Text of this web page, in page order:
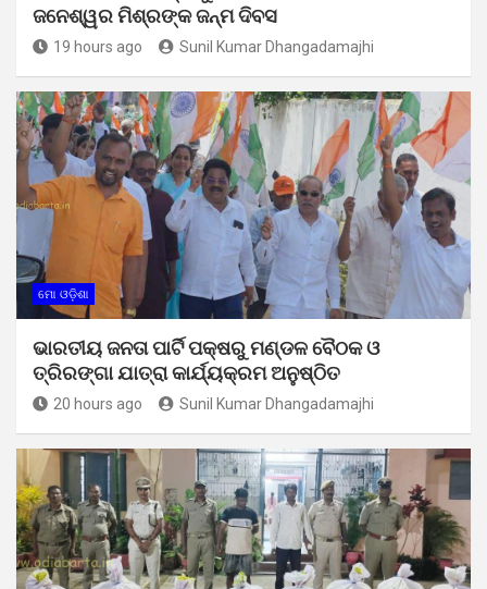
ଜନେଶ୍ୱର ମିଶ୍ରଙ୍କ ଜନ୍ମ ଦିବସ
19 hours ago Sunil Kumar Dhangadamajhi
ମୋ ଓଡ଼ିଶା
ଭାରତୀୟ ଜନତା ପାର୍ଟି ପକ୍ଷରୁ ମଣ୍ଡଳ ବୈଠକ ଓ
ତ୍ରିରଙ୍ଗା ଯାତ୍ରା କାର୍ଯ୍ୟକ୍ରମ ଅନୁଷ୍ଠିତ
20 hours ago Sunil Kumar Dhangadamajhi